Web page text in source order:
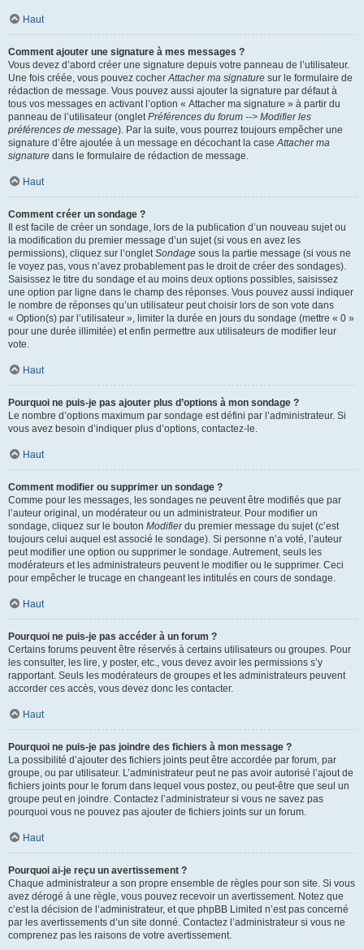
Haut
Comment ajouter une signature à mes messages ?
Vous devez d’abord créer une signature depuis votre panneau de l’utilisateur.
Une fois créée, vous pouvez cocherAttacher ma signature sur le formulaire de
rédaction de message. Vous pouvez aussi ajouter la signature par défaut à
tous vos messages en activant l’option « Attacher ma signature » à partir du
panneau de l’utilisateur (ongletPréférences du forum --> Modifier les
préférences de message). Par la suite, vous pourrez toujours empêcher une
signature d’être ajoutée à un message en décochant la caseAttacher ma
signature dans le formulaire de rédaction de message.
Haut
Comment créer un sondage ?
Il est facile de créer un sondage, lors de la publication d’un nouveau sujet ou
la modification du premier message d’un sujet (si vous en avez les
permissions), cliquez sur l’ongletSondage sous la partie message (si vous ne
le voyez pas, vous n’avez probablement pas le droit de créer des sondages).
Saisissez le titre du sondage et au moins deux options possibles, saisissez
une option par ligne dans le champ des réponses. Vous pouvez aussi indiquer
le nombre de réponses qu’un utilisateur peut choisir lors de son vote dans
« Option(s) par l’utilisateur », limiter la durée en jours du sondage (mettre « 0 »
pour une durée illimitée) et enfin permettre aux utilisateurs de modifier leur
vote.
Haut
Pourquoi ne puis-je pas ajouter plus d’options à mon sondage ?
Le nombre d’options maximum par sondage est défini par l’administrateur. Si
vous avez besoin d’indiquer plus d’options, contactez-le.
Haut
Comment modifier ou supprimer un sondage ?
Comme pour les messages, les sondages ne peuvent être modifiés que par
l’auteur original, un modérateur ou un administrateur. Pour modifier un
sondage, cliquez sur le bouton Modifierdu premier message du sujet (c’est
toujours celui auquel est associé le sondage). Si personne n’a voté, l’auteur
peut modifier une option ou supprimer le sondage. Autrement, seuls les
modérateurs et les administrateurs peuvent le modifier ou le supprimer. Ceci
pour empêcher le trucage en changeant les intitulés en cours de sondage.
Haut
Pourquoi ne puis-je pas accéder à un forum ?
Certains forums peuvent être réservés à certains utilisateurs ou groupes. Pour
les consulter, les lire, y poster, etc., vous devez avoir les permissions s’y
rapportant. Seuls les modérateurs de groupes et les administrateurs peuvent
accorder ces accès, vous devez donc les contacter.
Haut
Pourquoi ne puis-je pas joindre des fichiers à mon message ?
La possibilité d’ajouter des fichiers joints peut être accordée par forum, par
groupe, ou par utilisateur. L’administrateur peut ne pas avoir autorisé l’ajout de
fichiers joints pour le forum dans lequel vous postez, ou peut-être que seul un
groupe peut en joindre. Contactez l’administrateur si vous ne savez pas
pourquoi vous ne pouvez pas ajouter de fichiers joints sur un forum.
Haut
Pourquoi ai-je reçu un avertissement ?
Chaque administrateur a son propre ensemble de règles pour son site. Si vous
avez dérogé à une règle, vous pouvez recevoir un avertissement. Notez que
c’est la décision de l’administrateur, et que phpBB Limited n’est pas concerné
par les avertissements d’un site donné. Contactez l’administrateur si vous ne
comprenez pas les raisons de votre avertissement.